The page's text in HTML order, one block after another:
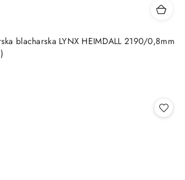
blacharska LYNX HEIMDALL 2190/0,8mm